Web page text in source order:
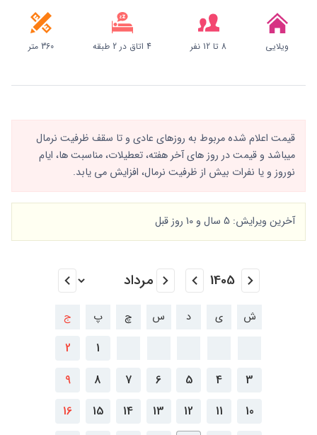
ویلایی 8 تا 12 نفر 4 اتاق در 2 طبقه 360 متر
قیمت اعلام شده مربوط به روزهای عادی و تا سقف ظرفیت نرمال
میباشد و قیمت در روز های آخر هفته، تعطیلات، مناسبت ها، ایام
نوروز و یا نفرات بیش از ظرفیت نرمال، افزایش می یابد.
آخرین ویرایش: 5 سال و 10 روز قبل
ش ی د س چ پ ج
1
2
3
4
5
6
7
8
9
10
11
12
13
14
15
16